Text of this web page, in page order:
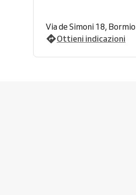
Via de Simoni 18, Bormio
Ottieni indicazioni